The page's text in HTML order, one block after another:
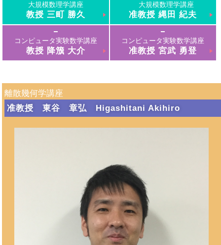
大規模数理学講座
教授 三町 勝久
大規模数理学講座
准教授 縄田 紀夫
コンピュータ実験数学講座
教授 降籏 大介
コンピュータ実験数学講座
准教授 宮武 勇登
離散幾何学講座
准教授 東谷 章弘 Higashitani Akihiro